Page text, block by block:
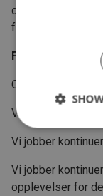
og søker hele
forskjell.
Fordi vi bryr oss!
Og det er vårt løfte
Vi bryr oss!
Vi jobber
Vi jobber
opplevelser for